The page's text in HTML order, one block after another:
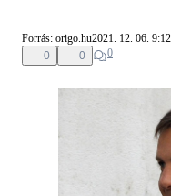
Forrás: origo.hu2021. 12. 06. 9:12
0
0 0